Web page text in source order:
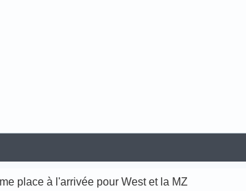
place à l'arrivée pour West et la MZ